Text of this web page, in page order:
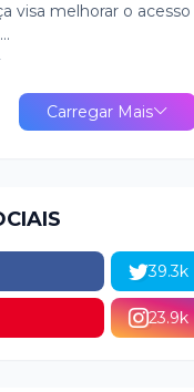
médico e
passando
feiras pela
visa melhorar o
Carregar Mais
39.3k
23.9k